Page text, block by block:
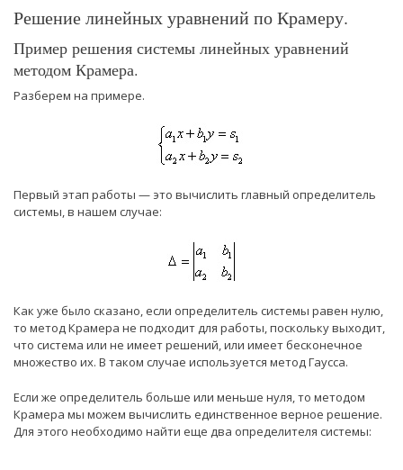
Решение линейных уравнений по Крамеру.
Пример решения системы линейных уравнений
методом Крамера.
Разберем на примере.
Первый этап работы — это вычислить главный определитель
системы, в нашем случае:
Как уже было сказано, если определитель системы равен нулю,
то метод Крамера не подходит для работы, поскольку выходит,
что система или не имеет решений, или имеет бесконечное
множество их. В таком случае используется метод Гаусса.
Если же определитель больше или меньше нуля, то методом
Крамера мы можем вычислить единственное верное решение.
Для этого необходимо найти еще два определителя системы: